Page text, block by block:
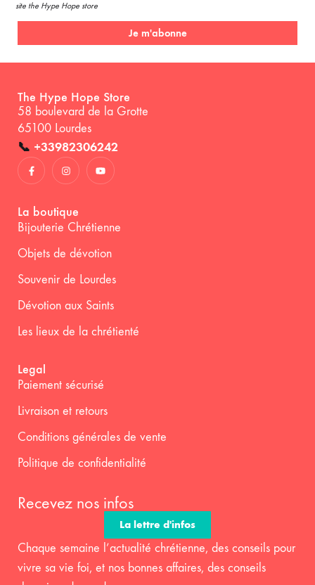
site the Hype Hope store
Je m'abonne
The Hype Hope Store
58 boulevard de la Grotte
65100 Lourdes
📞 +33982306242
La boutique
Bijouterie Chrétienne
Objets de dévotion
Souvenir de Lourdes
Dévotion aux Saints
Les lieux de la chrétienté
Legal
Paiement sécurisé
Livraison et retours
Conditions générales de vente
Politique de confidentialité
Recevez nos infos
La lettre d'infos
Chaque semaine l’actualité chrétienne, des conseils pour
vivre sa vie foi, et nos bonnes affaires, des conseils